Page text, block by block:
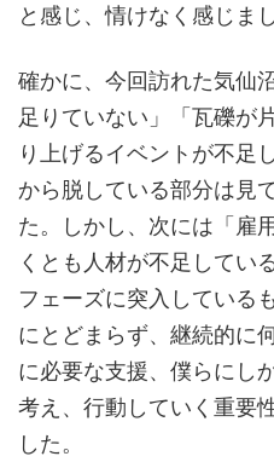
と感じ、情けなく感じまし
確かに、今回訪れた気仙
足りていない」「瓦礫が
り上げるイベントが不足
から脱している部分は見
た。しかし、次には「雇
くとも人材が不足してい
フェーズに突入している
にとどまらず、継続的に
に必要な支援、僕らにし
考え、行動していく重要
した。